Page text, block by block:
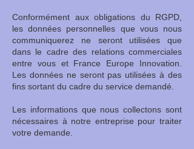
Conformément aux obligations du RGPD,
les données personnelles que vous nous
communiquerez ne seront utilisées que
dans le cadre des relations commerciales
entre vous et France Europe Innovation.
Les données ne seront pas utilisées à des
fins sortant du cadre du service demandé.
Les informations que nous collectons sont
nécessaires à notre entreprise pour traiter
votre demande.